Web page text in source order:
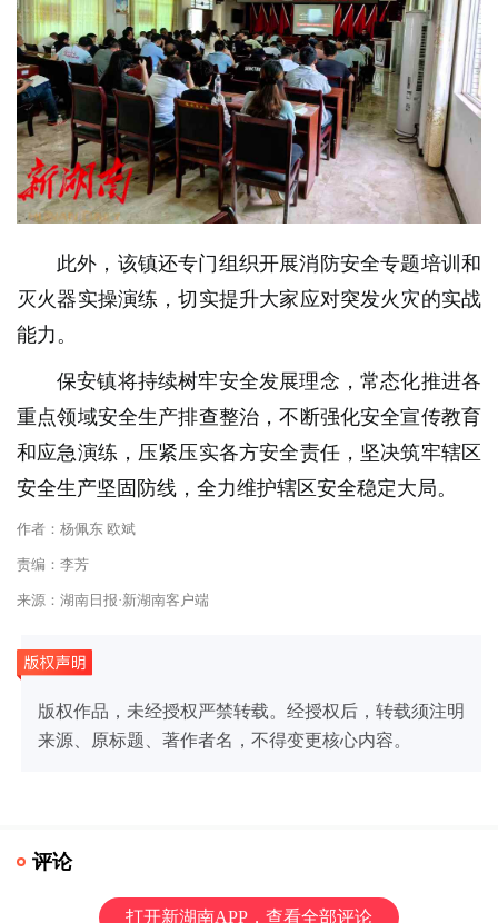
此外，该镇还专门组织开展消防安全专题培训和
灭火器实操演练，切实提升大家应对突发火灾的实战
能力。
保安镇将持续树牢安全发展理念，常态化推进各
重点领域安全生产排查整治，不断强化安全宣传教育
和应急演练，压紧压实各方安全责任，坚决筑牢辖区
安全生产坚固防线，全力维护辖区安全稳定大局。
作者：杨佩东 欧斌
责编：李芳
来源：湖南日报·新湖南客户端
版权作品，未经授权严禁转载。经授权后，转载须注明
来源、原标题、著作者名，不得变更核心内容。
评论
打开新湖南APP，查看全部评论